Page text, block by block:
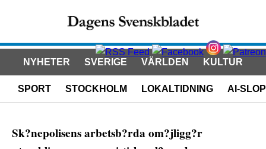
NYHETER SVERIGE VÄRLDEN KULTUR
SPORT STOCKHOLM LOKALTIDNING AI-SLOP
Sk?nepolisens arbetsb?rda om?jligg?r